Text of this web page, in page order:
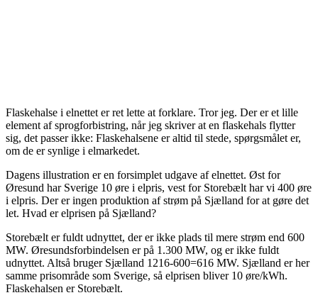
Flaskehalse i elnettet er ret lette at forklare. Tror jeg. Der er et lille
element af sprogforbistring, når jeg skriver at en flaskehals flytter
sig, det passer ikke: Flaskehalsene er altid til stede, spørgsmålet er,
om de er synlige i elmarkedet.
Dagens illustration er en forsimplet udgave af elnettet. Øst for
Øresund har Sverige 10 øre i elpris, vest for Storebælt har vi 400 øre
i elpris. Der er ingen produktion af strøm på Sjælland for at gøre det
let. Hvad er elprisen på Sjælland?
Storebælt er fuldt udnyttet, der er ikke plads til mere strøm end 600
MW. Øresundsforbindelsen er på 1.300 MW, og er ikke fuldt
udnyttet. Altså bruger Sjælland 1216-600=616 MW. Sjælland er her
samme prisområde som Sverige, så elprisen bliver 10 øre/kWh.
Flaskehalsen er Storebælt.